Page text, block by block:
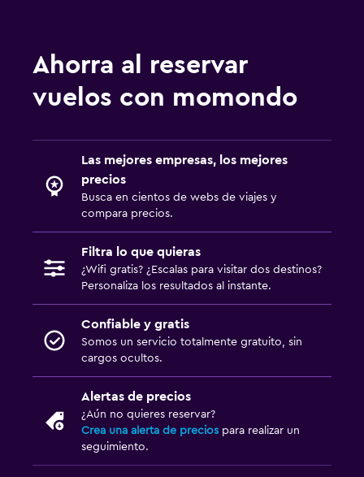
Ahorra al reservar
vuelos con momondo
Las mejores empresas, los mejores
precios
Busca en cientos de webs de viajes y
compara precios.
Filtra lo que quieras
¿Wifi gratis? ¿Escalas para visitar dos destinos?
Personaliza los resultados al instante.
Confiable y gratis
Somos un servicio totalmente gratuito, sin
cargos ocultos.
Alertas de precios
¿Aún no quieres reservar?
Crea una alerta de precios para realizar un
seguimiento.